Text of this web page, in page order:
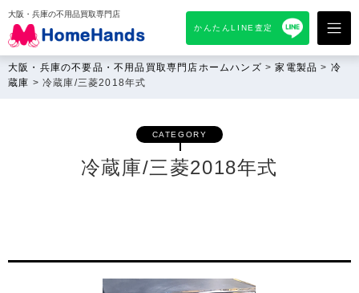
大阪・兵庫の不用品買取専門店
かんたんLINE査定
大阪・兵庫の不要品・不用品買取専門店ホームハンズ >家電製品 > 冷
蔵庫 >冷蔵庫/三菱2018年式
CATEGORY
冷蔵庫/三菱2018年式